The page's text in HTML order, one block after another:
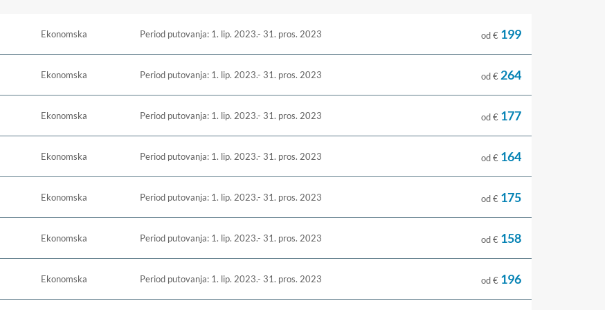
Ekonomska Period putovanja: 1. lip. 2023.- 31. pros. 2023 od € 199
Ekonomska Period putovanja: 1. lip. 2023.- 31. pros. 2023 od € 264
Ekonomska Period putovanja: 1. lip. 2023.- 31. pros. 2023 od € 177
Ekonomska Period putovanja: 1. lip. 2023.- 31. pros. 2023 od € 164
Ekonomska Period putovanja: 1. lip. 2023.- 31. pros. 2023 od € 175
Ekonomska Period putovanja: 1. lip. 2023.- 31. pros. 2023 od € 158
Ekonomska Period putovanja: 1. lip. 2023.- 31. pros. 2023 od € 196